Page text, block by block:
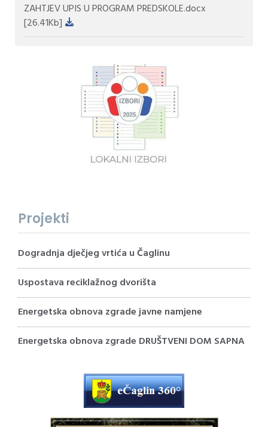
ZAHTJEV UPIS U PROGRAM PREDSKOLE.docx
[26.41Kb]
Projekti
Dogradnja dječjeg vrtića u Čaglinu
Uspostava reciklažnog dvorišta
Energetska obnova zgrade javne namjene
Energetska obnova zgrade DRUŠTVENI DOM SAPNA